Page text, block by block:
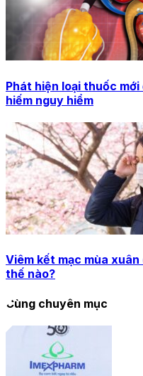
Phát hiện loại thuốc mới
hiếm nguy hiểm
Viêm kết mạc mùa xuân
thế nào?
Cùng chuyên mục